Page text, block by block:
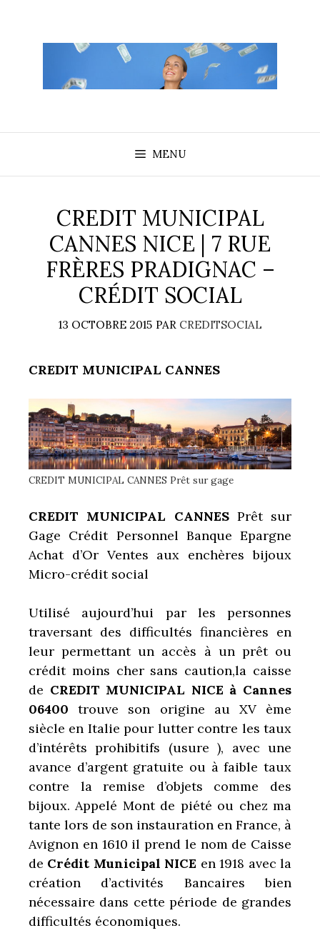
contenu
MENU
CREDIT MUNICIPAL
CANNES NICE | 7 RUE
FRÈRES PRADIGNAC –
CRÉDIT SOCIAL
13 OCTOBRE 2015 PAR CREDITSOCIAL
CREDIT MUNICIPAL CANNES
CREDIT MUNICIPAL CANNES Prêt sur gage
CREDIT MUNICIPAL CANNESPrêt sur
Gage Crédit Personnel Banque Epargne
Achat d’Or Ventes aux enchères bijoux
Micro-crédit social
Utilisé aujourd’hui par les personnes
traversant des difficultés financières en
leur permettant un accès à un prêt ou
crédit moins cher sans caution,la caisse
de CREDIT MUNICIPAL NICE à Cannes
06400 trouve son origine au XV ème
siècle en Italie pour lutter contre les taux
d’intérêts prohibitifs (usure ), avec une
avance d’argent gratuite ou à faible taux
contre la remise d’objets comme des
bijoux. Appelé Mont de piété ou chez ma
tante lors de son instauration en France, à
Avignon en 1610 il prend le nom de Caisse
de Crédit Municipal NICE en 1918 avec la
création d’activités Bancaires bien
nécessaire dans cette période de grandes
difficultés économiques.